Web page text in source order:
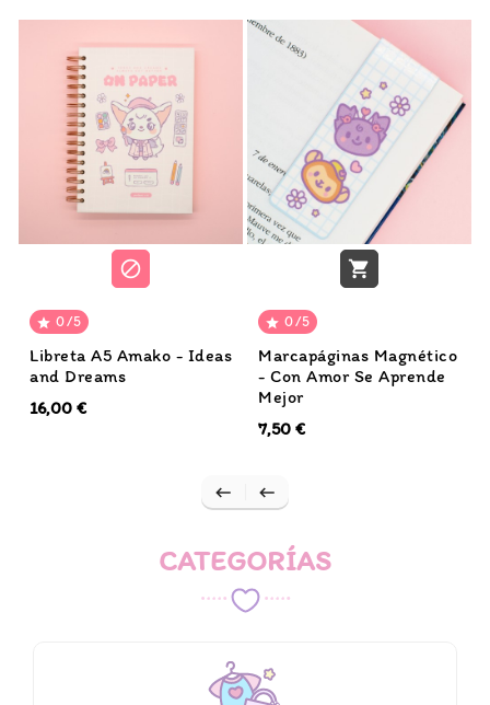

 0/5
Libreta A5 Amako - Ideas
and Dreams
16,00 €

 0/5
Marcapáginas Magnético
- Con Amor Se Aprende
Mejor
7,50 €
 
CATEGORÍAS